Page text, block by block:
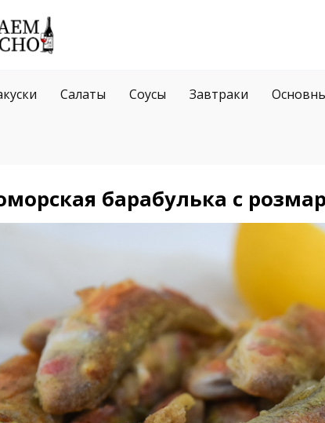
Салаты Соусы Завтраки
барабулька с